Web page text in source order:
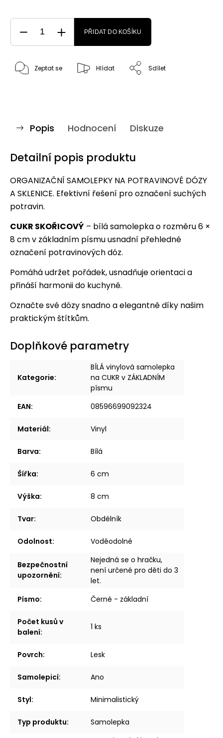
PŘIDAT DO KOŠÍKU
Zeptat se Hlídat Sdílet
Popis Hodnocení Diskuze
Detailní popis produktu
ORGANIZAČNÍ SAMOLEPKY NA POTRAVINOVÉ DÓZY
A SKLENICE. Efektivní řešení pro označení suchých
potravin.
CUKR SKOŘICOVÝ – bílá samolepka o rozměru 6 ×
8 cm v základním písmu usnadní přehledné
označení potravinových dóz.
Pomáhá udržet pořádek, usnadňuje orientaci a
přináší harmonii do kuchyně.
Označte své dózy snadno a elegantně díky našim
praktickým štítkům.
Doplňkové parametry
Kategorie:
BÍLÁ vinylová samolepka
na CUKR v ZÁKLADNÍM
písmu
EAN: 08596699092324
Materiál: Vinyl
Barva: Bílá
Šířka: 6 cm
Výška: 8 cm
Tvar: Obdélník
Odolnost: Voděodolné
Bezpečnostní
upozornění:
Nejedná se o hračku,
není určené pro děti do 3
let.
Písmo: Černé - základní
Počet kusů v
balení:
1 ks
Povrch: Lesk
Samolepicí: Ano
Styl: Minimalistický
Typ produktu:
Samolepka